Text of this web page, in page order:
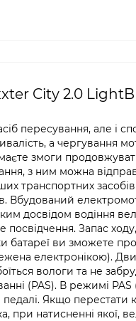
City 2.0
пересування, але і
а чергування
змоги
з ним можна
транспортних
Вбудований
досвідом водіння
посвідчення. Запас
батареї ви зможете
електронікою).
вологи та не
(PAS). В режимі
Якщо перестати
при натисненні